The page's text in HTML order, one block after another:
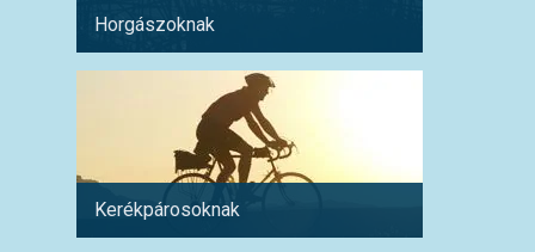
Horgászoknak
Kerékpárosoknak